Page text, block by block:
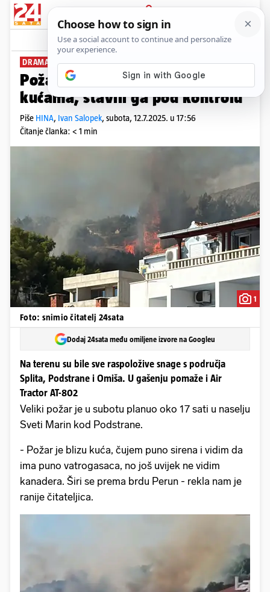
PRIJAVA
News Komentari
DRAMA U DALMACIJI
Požar u Podstrani: Prijetio je
kućama, stavili ga pod kontrolu
Piše HINA, Ivan Salopek, subota, 12.7.2025. u 17:56
Čitanje članka: < 1 min
1
Foto: snimio čitatelj 24sata
Dodaj 24sata među omiljene izvore na Googleu
Na terenu su bile sve raspoložive snage s područja
Splita, Podstrane i Omiša. U gašenju pomaže i Air
Tractor AT-802
Veliki požar je u subotu planuo oko 17 sati u naselju
Sveti Marin kod Podstrane.
- Požar je blizu kuća, čujem puno sirena i vidim da
ima puno vatrogasaca, no još uvijek ne vidim
kanadera. Širi se prema brdu Perun - rekla nam je
ranije čitateljica.